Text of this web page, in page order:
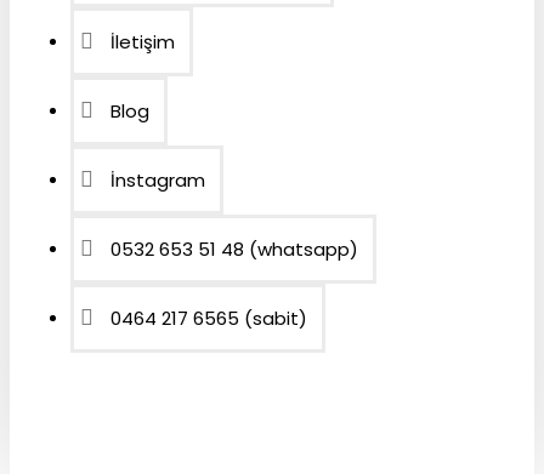
İletişim
Blog
İnstagram
0532 653 51 48 (whatsapp)
0464 217 6565 (sabit)